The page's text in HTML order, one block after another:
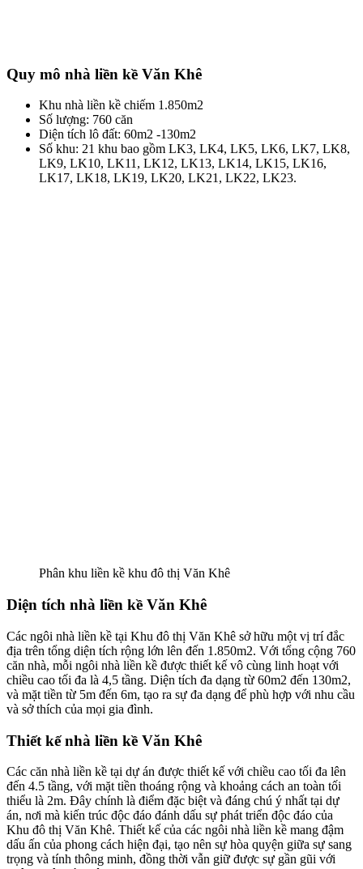
Quy mô nhà liền kề Văn Khê
Khu nhà liền kề chiếm 1.850m2
Số lượng: 760 căn
Diện tích lô đất: 60m2 -130m2
Số khu: 21 khu bao gồm LK3, LK4, LK5, LK6, LK7, LK8,
LK9, LK10, LK11, LK12, LK13, LK14, LK15, LK16,
LK17, LK18, LK19, LK20, LK21, LK22, LK23.
Phân khu liền kề khu đô thị Văn Khê
Diện tích nhà liền kề Văn Khê
Các ngôi nhà liền kề tại Khu đô thị Văn Khê sở hữu một vị trí đắc
địa trên tổng diện tích rộng lớn lên đến 1.850m2. Với tổng cộng 760
căn nhà, mỗi ngôi nhà liền kề được thiết kế vô cùng linh hoạt với
chiều cao tối đa là 4,5 tầng. Diện tích đa dạng từ 60m2 đến 130m2,
và mặt tiền từ 5m đến 6m, tạo ra sự đa dạng để phù hợp với nhu cầu
và sở thích của mọi gia đình.
Thiết kế nhà liền kề Văn Khê
Các căn nhà liền kề tại dự án được thiết kế với chiều cao tối đa lên
đến 4.5 tầng, với mặt tiền thoáng rộng và khoảng cách an toàn tối
thiểu là 2m. Đây chính là điểm đặc biệt và đáng chú ý nhất tại dự
án, nơi mà kiến trúc độc đáo đánh dấu sự phát triển độc đáo của
Khu đô thị Văn Khê. Thiết kế của các ngôi nhà liền kề mang đậm
dấu ấn của phong cách hiện đại, tạo nên sự hòa quyện giữa sự sang
trọng và tính thông minh, đồng thời vẫn giữ được sự gần gũi với